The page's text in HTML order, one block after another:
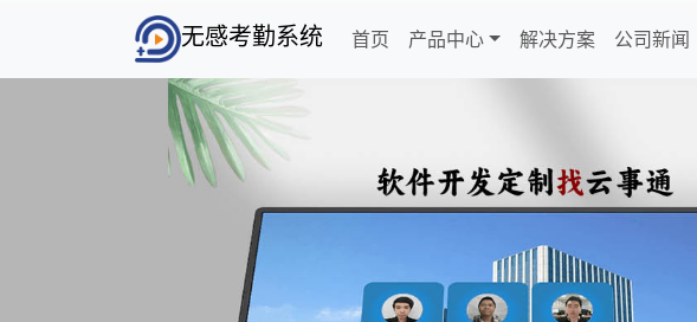
无感考勤系统 首页 产品中心 解决方案 公司新闻